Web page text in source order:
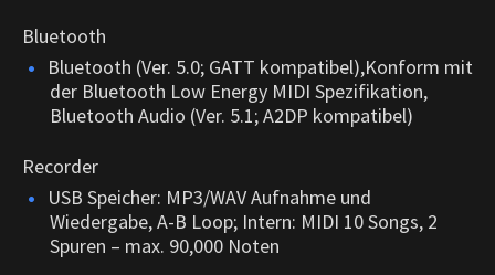
Bluetooth
Bluetooth (Ver. 5.0; GATT kompatibel),Konform mit
der Bluetooth Low Energy MIDI Spezifikation,
Bluetooth Audio (Ver. 5.1; A2DP kompatibel)
Recorder
USB Speicher: MP3/WAV Aufnahme und
Wiedergabe, A-B Loop; Intern: MIDI 10 Songs, 2
Spuren – max. 90,000 Noten